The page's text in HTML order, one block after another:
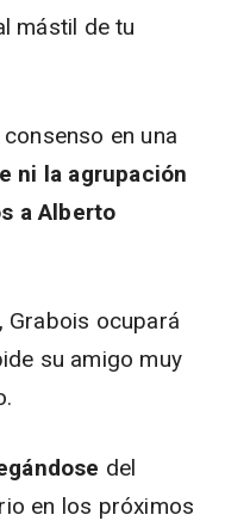
mástil de tu
en una
ni la agrupación
a Alberto
Grabois ocupará
su amigo muy
del
en los próximos